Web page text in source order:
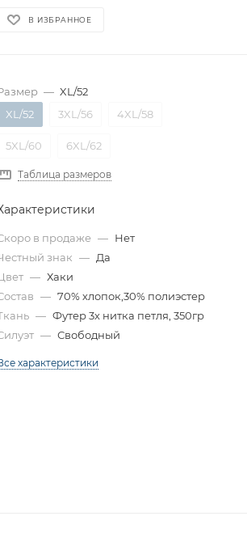
В ИЗБРАННОЕ
— XL/52
XL/52
3XL/56 4XL/58
5XL/60 6XL/62
Таблица размеров
в продаже — Нет
знак — Да
— Хаки
— 70% хлопок,30% полиэстер
— Футер 3х нитка петля, 350гр
— Свободный
характеристики